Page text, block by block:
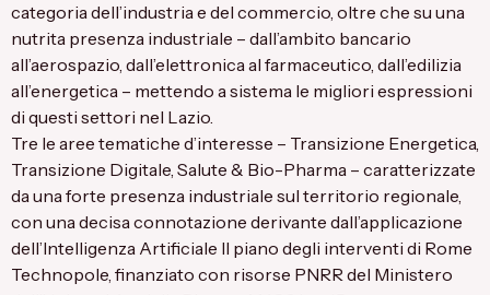
categoria dell’industria e del commercio, oltre che su una
nutrita presenza industriale – dall’ambito bancario
all’aerospazio, dall’elettronica al farmaceutico, dall’edilizia
all’energetica – mettendo a sistema le migliori espressioni
di questi settori nel Lazio.
Tre le aree tematiche d’interesse – Transizione Energetica,
Transizione Digitale, Salute & Bio-Pharma – caratterizzate
da una forte presenza industriale sul territorio regionale,
con una decisa connotazione derivante dall’applicazione
dell’Intelligenza Artificiale Il piano degli interventi di Rome
Technopole, finanziato con risorse PNRR del Ministero